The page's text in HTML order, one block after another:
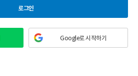
로그인
Google로 시작하기